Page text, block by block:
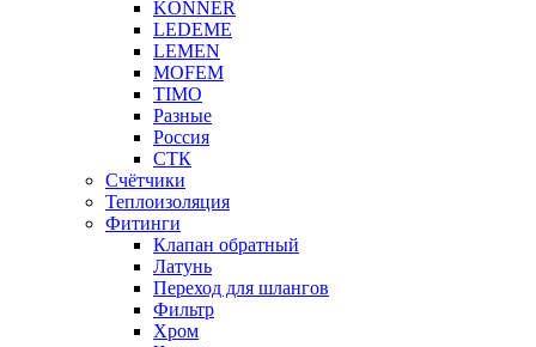
KONNER
LEDEME
LEMEN
MOFEM
TIMO
Разные
Россия
СТК
Счётчики
Теплоизоляция
Фитинги
Клапан обратный
Латунь
Переход для шлангов
Фильтр
Хром